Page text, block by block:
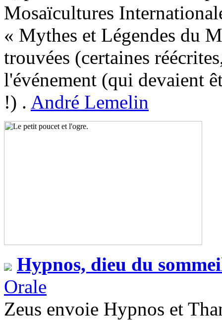
Mosaïcultures
« Mythes et Légendes du
trouvées (certaines
l'événement (qui devaient
!) . André Lemelin
Hypnos, dieu du
Orale
Zeus envoie Hypnos et